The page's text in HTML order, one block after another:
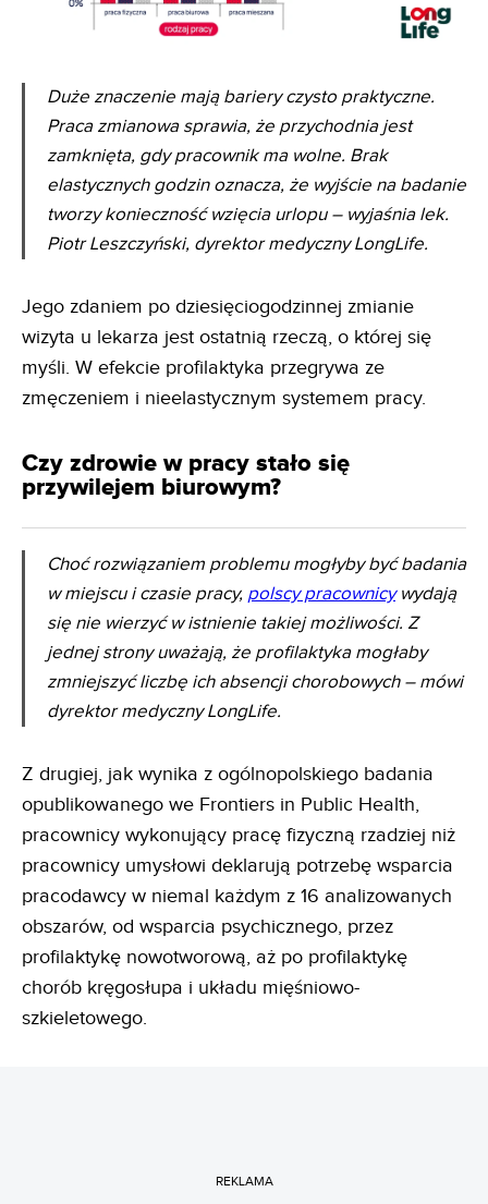
Duże znaczenie mają bariery czysto praktyczne.
Praca zmianowa sprawia, że przychodnia jest
zamknięta, gdy pracownik ma wolne. Brak
elastycznych godzin oznacza, że wyjście na badanie
tworzy konieczność wzięcia urlopu – wyjaśnia lek.
Piotr Leszczyński, dyrektor medyczny LongLife.
Jego zdaniem po dziesięciogodzinnej zmianie
wizyta u lekarza jest ostatnią rzeczą, o której się
myśli. W efekcie profilaktyka przegrywa ze
zmęczeniem i nieelastycznym systemem pracy.
Czy zdrowie w pracy stało się
przywilejem biurowym?
Choć rozwiązaniem problemu mogłyby być badania
w miejscu i czasie pracy, polscy pracownicywydają
się nie wierzyć w istnienie takiej możliwości. Z
jednej strony uważają, że profilaktyka mogłaby
zmniejszyć liczbę ich absencji chorobowych – mówi
dyrektor medyczny LongLife.
Z drugiej, jak wynika z ogólnopolskiego badania
opublikowanego we Frontiers in Public Health,
pracownicy wykonujący pracę fizyczną rzadziej niż
pracownicy umysłowi deklarują potrzebę wsparcia
pracodawcy w niemal każdym z 16 analizowanych
obszarów, od wsparcia psychicznego, przez
profilaktykę nowotworową, aż po profilaktykę
chorób kręgosłupa i układu mięśniowo-
szkieletowego.
REKLAMA